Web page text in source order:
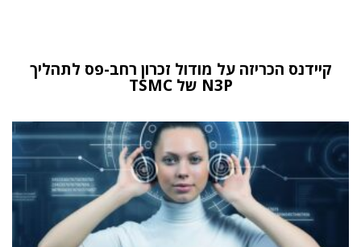
קיידנס הכריזה על מודול זכרון רחב-פס לתהליך
N3P של TSMC